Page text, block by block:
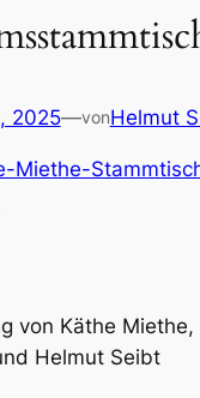
2025—vonHelmut
Miethe-
von Käthe
Helmut Seibt